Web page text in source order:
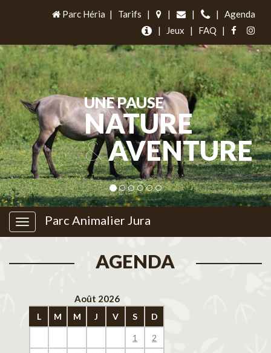
Parc Héria | Tarifs | | | |
Agenda
|
Jeux | FAQ |
UNE PAUSE
NATURE
&AVENTURE
Parc Animalier Jura
AGENDA
Août 2026
L M M J V S D
1 2